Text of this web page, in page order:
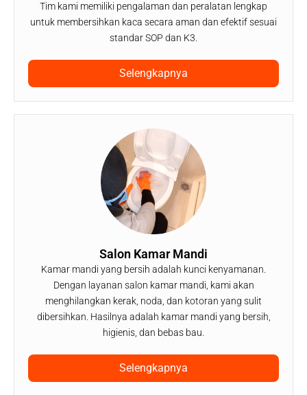
Tim kami memiliki pengalaman dan peralatan lengkap
untuk membersihkan kaca secara aman dan efektif sesuai
standar SOP dan K3.
Selengkapnya
Salon Kamar Mandi
Kamar mandi yang bersih adalah kunci kenyamanan.
Dengan layanan salon kamar mandi, kami akan
menghilangkan kerak, noda, dan kotoran yang sulit
dibersihkan. Hasilnya adalah kamar mandi yang bersih,
higienis, dan bebas bau.
Selengkapnya